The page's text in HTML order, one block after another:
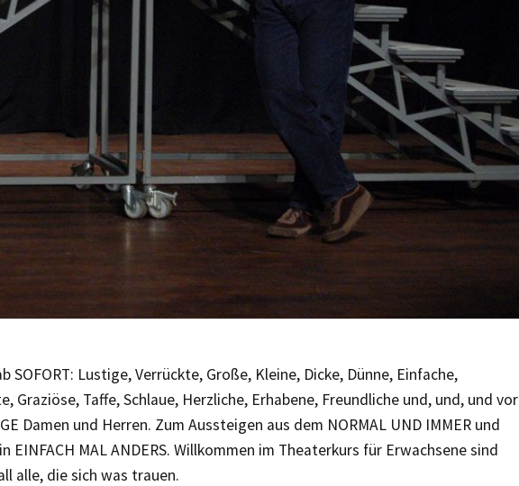
SOFORT: Lustige, Verrückte, Große, Kleine, Dicke, Dünne, Einfache,
Graziöse, Taffe, Schlaue, Herzliche, Erhabene, Freundliche und, und, und vor
Damen und Herren. Zum Aussteigen aus dem NORMAL UND IMMER und
EINFACH MAL ANDERS. Willkommen im Theaterkurs für Erwachsene sind
alle, die sich was trauen.